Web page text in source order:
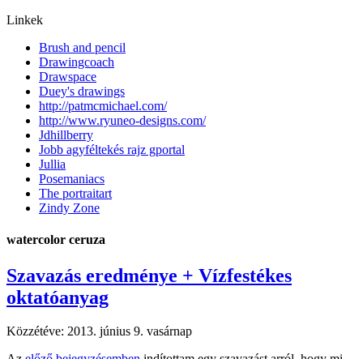
Linkek
Brush and pencil
Drawingcoach
Drawspace
Duey's drawings
http://patmcmichael.com/
http://www.ryuneo-designs.com/
Jdhillberry
Jobb agyféltekés rajz gportal
Jullia
Posemaniacs
The portraitart
Zindy Zone
watercolor ceruza
Szavazás eredménye + Vízfestékes
oktatóanyag
Közzétéve: 2013. június 9. vasárnap